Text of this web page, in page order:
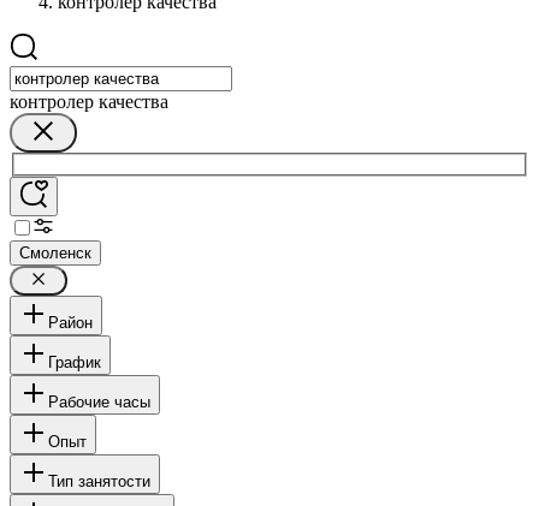
контролер качества
Смоленск
Район
График
Рабочие часы
Опыт
Тип занятости